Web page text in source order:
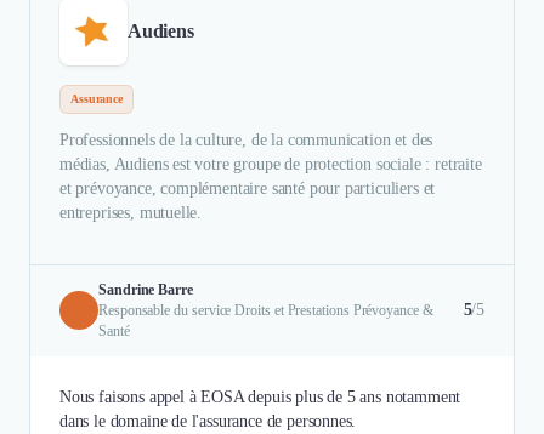
Audiens
Assurance
Professionnels de la culture, de la communication et des
médias, Audiens est votre groupe de protection sociale : retraite
et prévoyance, complémentaire santé pour particuliers et
entreprises, mutuelle.
Sandrine Barre
Responsable du service Droits et Prestations Prévoyance &
Santé
5/5
Nous faisons appel à EOSA depuis plus de 5 ans notamment
dans le domaine de l'assurance de personnes.